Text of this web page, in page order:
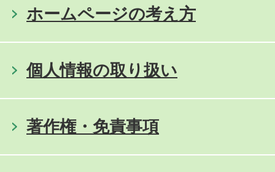
ホームページの考え方
個人情報の取り扱い
著作権・免責事項